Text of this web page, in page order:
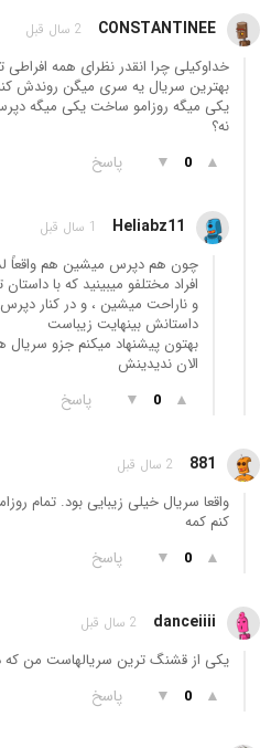
CONSTANTINEE 2 سال قبل
خداوکیلی چرا انقدر نظرای همه افراطی
بهترین سریال یه سری میگن روندش
یکی میگه روزامو ساخت یکی میگه دپرس
نه؟
▲
0
▼ پاسخ
Heliabz11 1 سال قبل
چون هم دپرس میشین هم واقعاً
افراد مختلفو میبینید که با
و ناراحت میشین ، و در کنار
داستانش بینهایت زیباست
بهتون پیشنهاد میکنم جزو سریال
الان ندیدینش
▲
0
▼ پاسخ
881 2 سال قبل
واقعا سریال خیلی زیبایی بود. تمام
کنم کمه
▲
0
▼ پاسخ
danceiiii 2 سال قبل
یکی از قشنگ ترین سریالهاست من
▲
0
▼ پاسخ